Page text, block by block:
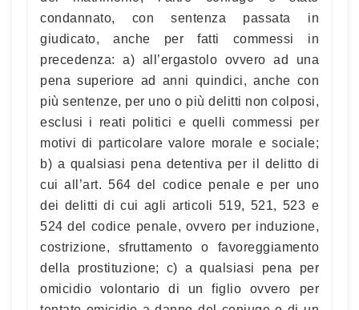
condannato, con sentenza passata in
giudicato, anche per fatti commessi in
precedenza: a) all’ergastolo ovvero ad una
pena superiore ad anni quindici, anche con
più sentenze, per uno o più delitti non colposi,
esclusi i reati politici e quelli commessi per
motivi di particolare valore morale e sociale;
b) a qualsiasi pena detentiva per il delitto di
cui all’art. 564 del codice penale e per uno
dei delitti di cui agli articoli 519, 521, 523 e
524 del codice penale, ovvero per induzione,
costrizione, sfruttamento o favoreggiamento
della prostituzione; c) a qualsiasi pena per
omicidio volontario di un figlio ovvero per